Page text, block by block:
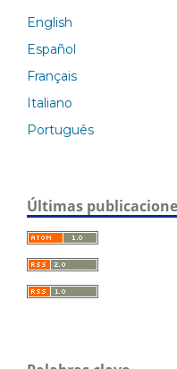
English
Español
Français
Italiano
Português
Últimas